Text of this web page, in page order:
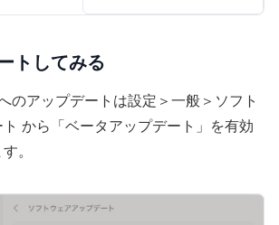
トしてみる
のアップデートは設定＞一般＞ソフト
から「ベータアップデート」を有効
。